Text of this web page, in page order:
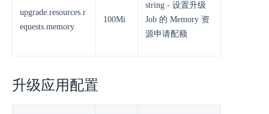
upgrade.resources.r
equests.memory
100Mi
string - 设置升级
Job 的 Memory 资
源申请配额
升级应用配置